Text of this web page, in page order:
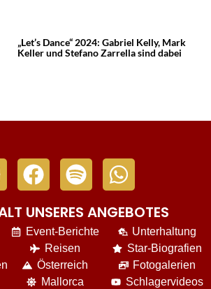
„Let’s Dance“ 2024: Gabriel Kelly, Mark
Keller und Stefano Zarrella sind dabei
UNSERES ANGEBOTES
Event-Berichte
Reisen
Österreich
Mallorca
Unterhaltung
Star-Biografien
Fotogalerien
Schlagervideos